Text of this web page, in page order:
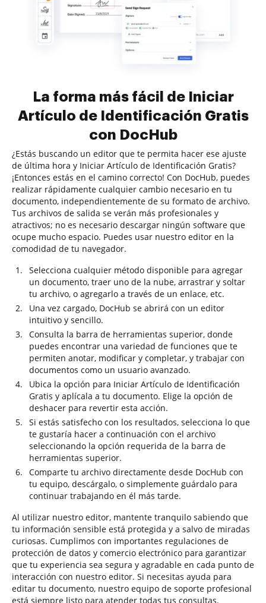
La forma más fácil de Iniciar
Artículo de Identificación Gratis
con DocHub
¿Estás buscando un editor que te permita hacer ese ajuste
de última hora y Iniciar Artículo de Identificación Gratis?
¡Entonces estás en el camino correcto! Con DocHub, puedes
realizar rápidamente cualquier cambio necesario en tu
documento, independientemente de su formato de archivo.
Tus archivos de salida se verán más profesionales y
atractivos; no es necesario descargar ningún software que
ocupe mucho espacio. Puedes usar nuestro editor en la
comodidad de tu navegador.
Selecciona cualquier método disponible para agregar
un documento, traer uno de la nube, arrastrar y soltar
tu archivo, o agregarlo a través de un enlace, etc.
Una vez cargado, DocHub se abrirá con un editor
intuitivo y sencillo.
Consulta la barra de herramientas superior, donde
puedes encontrar una variedad de funciones que te
permiten anotar, modificar y completar, y trabajar con
documentos como un usuario avanzado.
Ubica la opción para Iniciar Artículo de Identificación
Gratis y aplícala a tu documento. Elige la opción de
deshacer para revertir esta acción.
Si estás satisfecho con los resultados, selecciona lo que
te gustaría hacer a continuación con el archivo
seleccionando la opción requerida de la barra de
herramientas superior.
Comparte tu archivo directamente desde DocHub con
tu equipo, descárgalo, o simplemente guárdalo para
continuar trabajando en él más tarde.
Al utilizar nuestro editor, mantente tranquilo sabiendo que
tu información sensible está protegida y a salvo de miradas
curiosas. Cumplimos con importantes regulaciones de
protección de datos y comercio electrónico para garantizar
que tu experiencia sea segura y agradable en cada punto de
interacción con nuestro editor. Si necesitas ayuda para
editar tu documento, nuestro equipo de soporte profesional
está siempre listo para atender todas tus consultas.